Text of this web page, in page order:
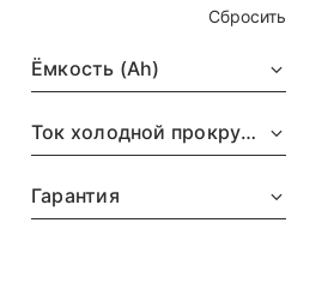
Сбросить
Ёмкость (Ah)
Ток холодной прокрутки, (EN) А
Гарантия